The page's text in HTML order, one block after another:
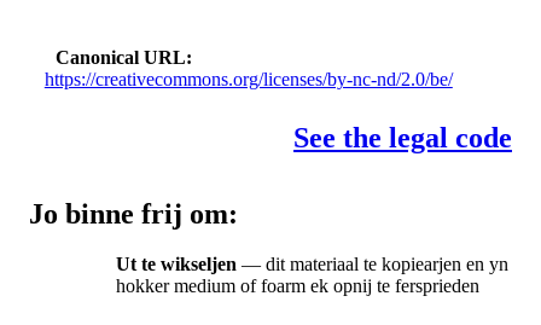
Canonical URL
https://creativecommons.org/licenses/by-nc-nd/2.0/be/
See the legal code
Jo binne frij om:
Ut te wikseljen — dit materiaal te kopiearjen en yn
hokker medium of foarm ek opnij te fersprieden